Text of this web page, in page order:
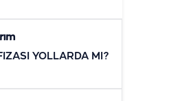
YOLLARDA MI?